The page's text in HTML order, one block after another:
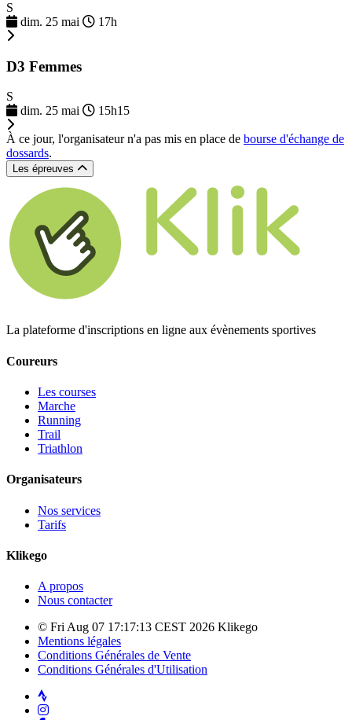
S
dim. 25 mai
17h
D3 Femmes
S
dim. 25 mai
15h15
À ce jour, l'organisateur n'a pas mis en place de bourse d'échange de
dossards.
Les épreuves
La plateforme d'inscriptions en ligne aux évènements sportives
Coureurs
Les courses
Marche
Running
Trail
Triathlon
Organisateurs
Nos services
Tarifs
Klikego
A propos
Nous contacter
© Fri Aug 07 17:17:13 CEST 2026 Klikego
Mentions légales
Conditions Générales de Vente
Conditions Générales d'Utilisation
Strava
Instagram